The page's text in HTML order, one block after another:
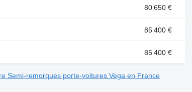
80 650 €
85 400 €
85 400 €
Semi-remorques porte-voitures Vega en France